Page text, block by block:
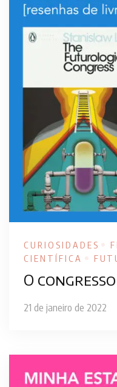
CURIOSIDADES
CIENTÍFICA
O
21 de janeiro de 2022